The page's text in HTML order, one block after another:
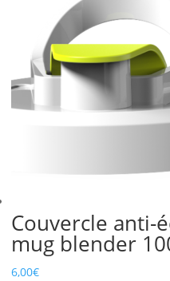
Couvercle anti-
mug blender
6,00€